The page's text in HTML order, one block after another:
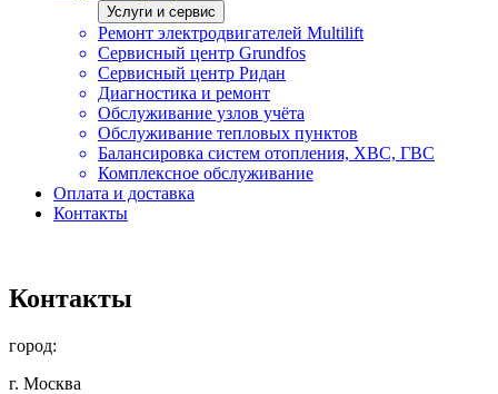
Услуги и сервис
Ремонт электродвигателей Multilift
Сервисный центр Grundfos
Сервисный центр Ридан
Диагностика и ремонт
Обслуживание узлов учёта
Обслуживание тепловых пунктов
Балансировка систем отопления, ХВС, ГВС
Комплексное обслуживание
Оплата и доставка
Контакты
Контакты
город:
г. Москва